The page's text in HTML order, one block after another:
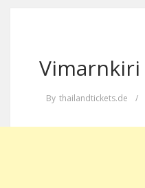
Vimarnkiri
By thailandtickets.de /